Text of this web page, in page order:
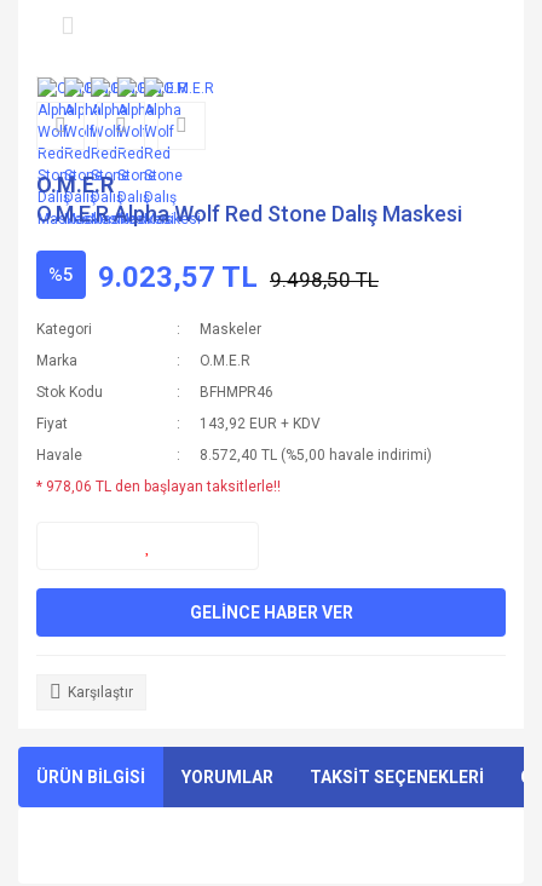
O.M.E.R
O.M.E.R Alpha Wolf Red Stone Dalış Maskesi
%5 9.023,57 TL 9.498,50 TL
Kategori
Maskeler
Marka
O.M.E.R
Stok Kodu
BFHMPR46
Fiyat
143,92 EUR + KDV
Havale
8.572,40 TL (%5,00 havale indirimi)
* 978,06 TL den başlayan taksitlerle!!
GELİNCE HABER VER
Karşılaştır
ÜRÜN BİLGİSİ YORUMLAR TAKSİT SEÇENEKLERİ